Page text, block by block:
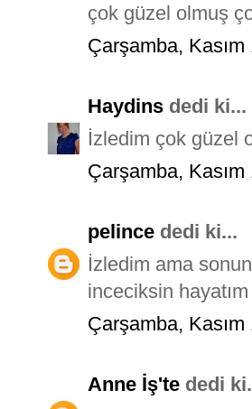
çok güzel olmuş
Çarşamba, Kasım
Haydins dedi ki...
İzledim çok güzel
Çarşamba, Kasım
pelince dedi ki...
İzledim ama
inceciksin
Çarşamba, Kasım
Anne İş'te dedi